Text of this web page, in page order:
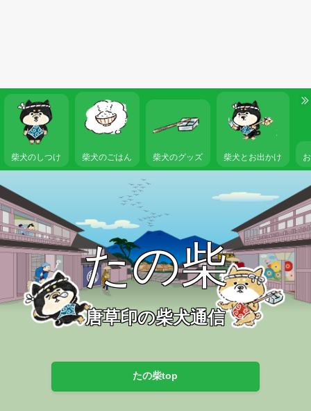
柴犬のしつけ 柴犬のごはん 柴犬のグッズ 柴犬とお出かけ
たの柴
唐草印の柴犬通信
たの柴top